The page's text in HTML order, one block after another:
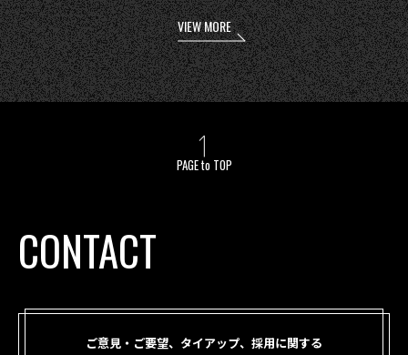
VIEW MORE
PAGE to TOP
CONTACT
ご意見・ご要望、タイアップ、採用に関する